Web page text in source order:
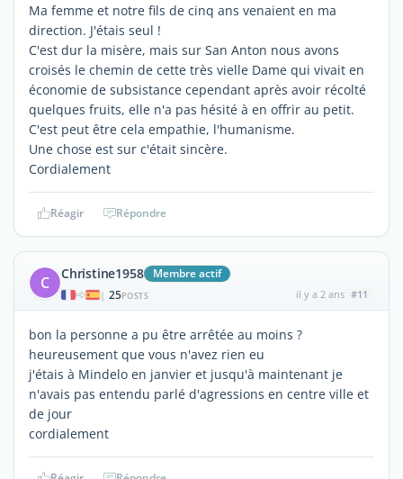
Ma femme et notre fils de cinq ans venaient en ma
direction. J'étais seul !
C'est dur la misère, mais sur San Anton nous avons
croisés le chemin de cette très vielle Dame qui vivait en
économie de subsistance cependant après avoir récolté
quelques fruits, elle n'a pas hésité à en offrir au petit.
C'est peut être cela empathie, l'humanisme.
Une chose est sur c'était sincère.
Cordialement
Réagir Répondre
C Christine1958 Membre actif
| 25POSTS il y a 2 ans #11
bon la personne a pu être arrêtée au moins ?
heureusement que vous n'avez rien eu
j'étais à Mindelo en janvier et jusqu'à maintenant je
n'avais pas entendu parlé d'agressions en centre ville et
de jour
cordialement